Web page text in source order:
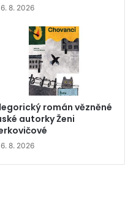
6. 8. 2026
román vězněné
autorky Ženi
6. 8. 2026